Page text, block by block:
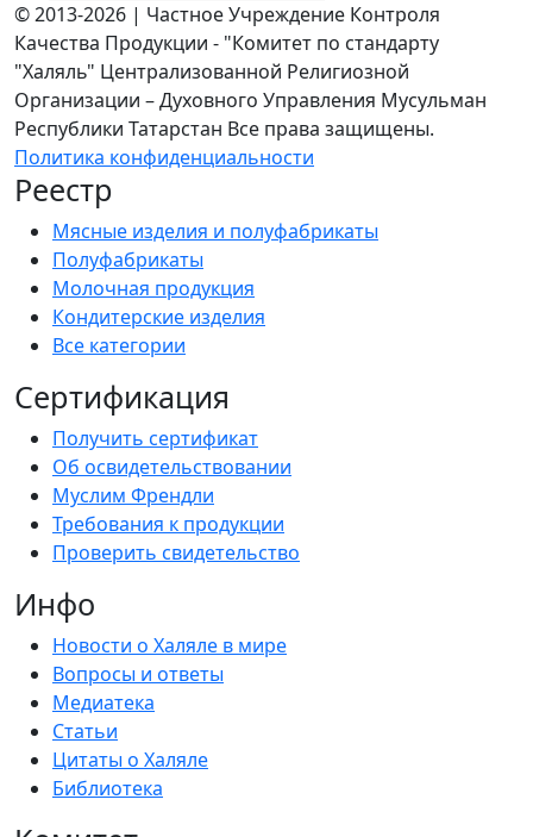
© 2013-2026 | Частное Учреждение Контроля
Качества Продукции - "Комитет по стандарту
"Халяль" Централизованной Религиозной
Организации – Духовного Управления Мусульман
Республики Татарстан Все права защищены.
Политика конфиденциальности
Реестр
Мясные изделия и полуфабрикаты
Полуфабрикаты
Молочная продукция
Кондитерские изделия
Все категории
Сертификация
Получить сертификат
Об освидетельствовании
Муслим Френдли
Требования к продукции
Проверить свидетельство
Инфо
Новости о Халяле в мире
Вопросы и ответы
Медиатека
Статьи
Цитаты о Халяле
Библиотека